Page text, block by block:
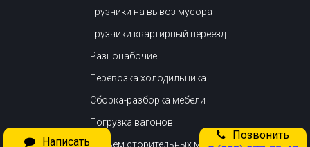
Грузчики на вывоз мусора
Грузчики квартирный переезд
Разнонабочие
Перевозка холодильника
Сборка-разборка мебели
Погрузка вагонов
Подьем сторительных материалов
Позвонить
Написать